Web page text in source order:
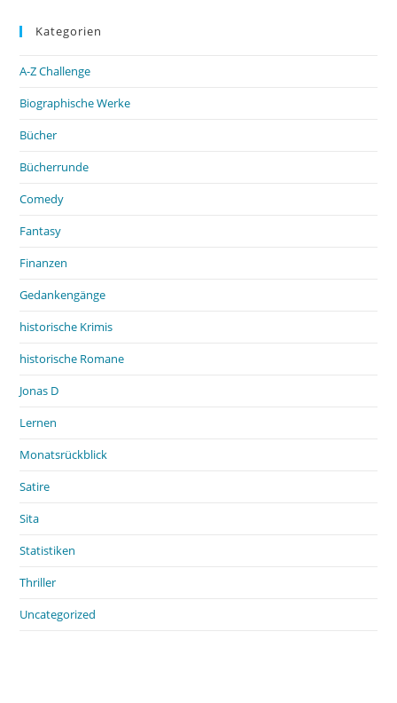
Kategorien
A-Z Challenge
Biographische Werke
Bücher
Bücherrunde
Comedy
Fantasy
Finanzen
Gedankengänge
historische Krimis
historische Romane
Jonas D
Lernen
Monatsrückblick
Satire
Sita
Statistiken
Thriller
Uncategorized